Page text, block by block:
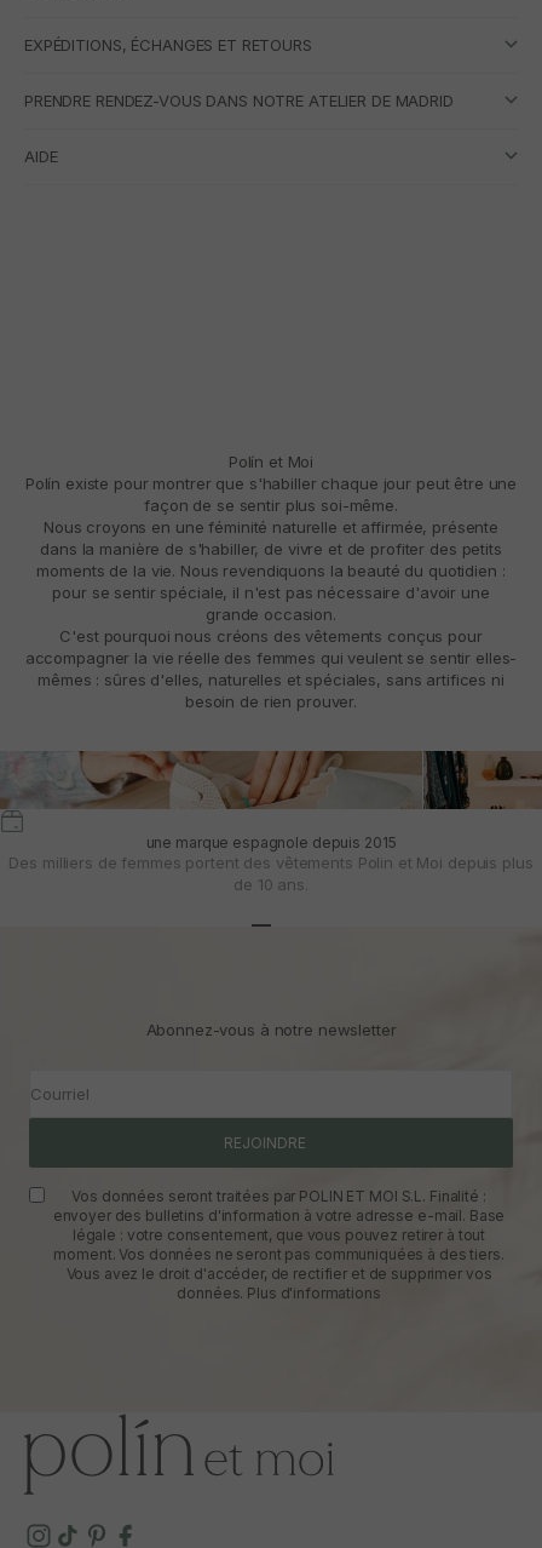
EXPÉDITIONS, ÉCHANGES ET RETOURS
PRENDRE RENDEZ-VOUS DANS NOTRE ATELIER DE MADRID
AIDE
Polín et Moi
Polín existe pour montrer que s'habiller chaque jour peut être une
façon de se sentir plus soi-même.
Nous croyons en une féminité naturelle et affirmée, présente
dans la manière de s'habiller, de vivre et de profiter des petits
moments de la vie. Nous revendiquons la beauté du quotidien :
pour se sentir spéciale, il n'est pas nécessaire d'avoir une
grande occasion.
C'est pourquoi nous créons des vêtements conçus pour
accompagner la vie réelle des femmes qui veulent se sentir elles-
mêmes : sûres d'elles, naturelles et spéciales, sans artifices ni
besoin de rien prouver.
une marque espagnole depuis 2015
Des milliers de femmes portent des vêtements Polin et Moi depuis plus
de 10 ans.
Abonnez-vous à notre newsletter
Courriel
REJOINDRE
Vos données seront traitées par POLIN ET MOI S.L. Finalité :
envoyer des bulletins d'information à votre adresse e-mail. Base
légale : votre consentement, que vous pouvez retirer à tout
moment. Vos données ne seront pas communiquées à des tiers.
Vous avez le droit d'accéder, de rectifier et de supprimer vos
données. Plus d'informations